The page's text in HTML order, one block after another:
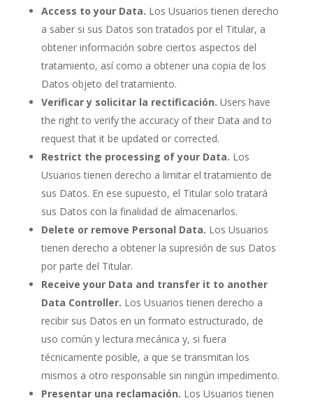
Access to your Data. Los Usuarios tienen derecho
a saber si sus Datos son tratados por el Titular, a
obtener información sobre ciertos aspectos del
tratamiento, así como a obtener una copia de los
Datos objeto del tratamiento.
Verificar y solicitar la rectificación. Users have
the right to verify the accuracy of their Data and to
request that it be updated or corrected.
Restrict the processing of your Data. Los
Usuarios tienen derecho a limitar el tratamiento de
sus Datos. En ese supuesto, el Titular solo tratará
sus Datos con la finalidad de almacenarlos.
Delete or remove Personal Data. Los Usuarios
tienen derecho a obtener la supresión de sus Datos
por parte del Titular.
Receive your Data and transfer it to another
Data Controller. Los Usuarios tienen derecho a
recibir sus Datos en un formato estructurado, de
uso común y lectura mecánica y, si fuera
técnicamente posible, a que se transmitan los
mismos a otro responsable sin ningún impedimento.
Presentar una reclamación. Los Usuarios tienen